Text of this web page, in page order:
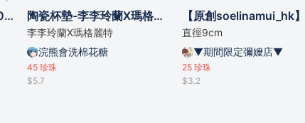
【現貨】如月兔莓｜RG30事後販售 杯墊 及 厚立牌 陶瓷杯墊-李李玲蘭X瑪格麗特
李李玲蘭X瑪格麗特
浣熊會洗棉花糖
45珍珠
$5.7
直徑9cm
▼期間限定彌嬤店▼
25 珍珠
$3.2